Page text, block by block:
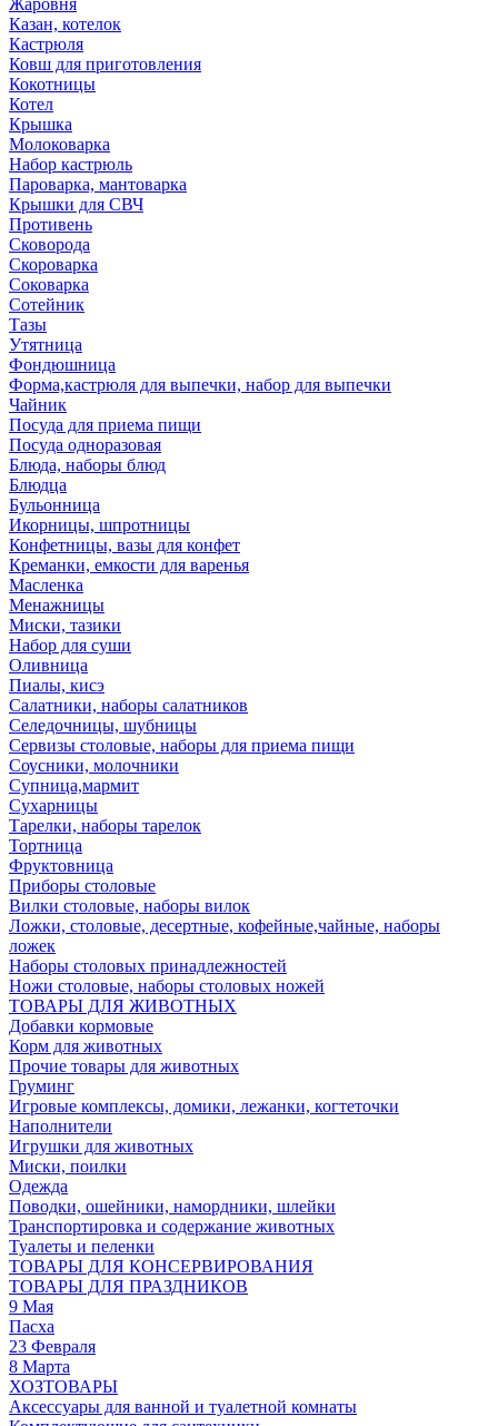
Жаровня
Казан, котелок
Кастрюля
Ковш для приготовления
Кокотницы
Котел
Крышка
Молоковарка
Набор кастрюль
Пароварка, мантоварка
Крышки для СВЧ
Противень
Сковорода
Скороварка
Соковарка
Сотейник
Тазы
Утятница
Фондюшница
Форма,кастрюля для выпечки, набор для выпечки
Чайник
Посуда для приема пищи
Посуда одноразовая
Блюда, наборы блюд
Блюдца
Бульонница
Икорницы, шпротницы
Конфетницы, вазы для конфет
Креманки, емкости для варенья
Масленка
Менажницы
Миски, тазики
Набор для суши
Оливница
Пиалы, кисэ
Салатники, наборы салатников
Селедочницы, шубницы
Сервизы столовые, наборы для приема пищи
Соусники, молочники
Супница,мармит
Сухарницы
Тарелки, наборы тарелок
Тортница
Фруктовница
Приборы столовые
Вилки столовые, наборы вилок
Ложки, столовые, десертные, кофейные,чайные, наборы
ложек
Наборы столовых принадлежностей
Ножи столовые, наборы столовых ножей
ТОВАРЫ ДЛЯ ЖИВОТНЫХ
Добавки кормовые
Корм для животных
Прочие товары для животных
Груминг
Игровые комплексы, домики, лежанки, когтеточки
Наполнители
Игрушки для животных
Миски, поилки
Одежда
Поводки, ошейники, намордники, шлейки
Транспортировка и содержание животных
Туалеты и пеленки
ТОВАРЫ ДЛЯ КОНСЕРВИРОВАНИЯ
ТОВАРЫ ДЛЯ ПРАЗДНИКОВ
9 Мая
Пасха
23 Февраля
8 Марта
ХОЗТОВАРЫ
Аксессуары для ванной и туалетной комнаты